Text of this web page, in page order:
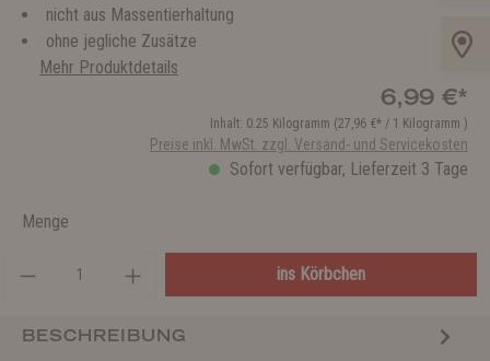
nicht aus Massentierhaltung
ohne jegliche Zusätze
Mehr Produktdetails
6,99 €*
Inhalt: 0.25 Kilogramm (27,96 €* / 1 Kilogramm )
Preise inkl. MwSt. zzgl. Versand- und Servicekosten
Sofort verfügbar, Lieferzeit 3 Tage
Menge
ins Körbchen
BESCHREIBUNG